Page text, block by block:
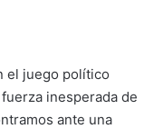
el juego político
inesperada de
ante una